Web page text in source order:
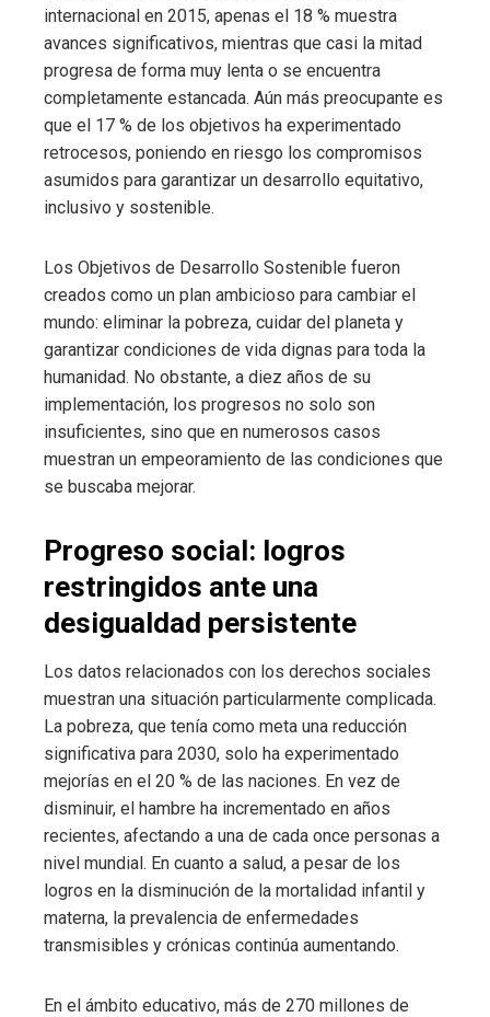
internacional en 2015, apenas el 18 % muestra
avances significativos, mientras que casi la mitad
progresa de forma muy lenta o se encuentra
completamente estancada. Aún más preocupante es
que el 17 % de los objetivos ha experimentado
retrocesos, poniendo en riesgo los compromisos
asumidos para garantizar un desarrollo equitativo,
inclusivo y sostenible.
Los Objetivos de Desarrollo Sostenible fueron
creados como un plan ambicioso para cambiar el
mundo: eliminar la pobreza, cuidar del planeta y
garantizar condiciones de vida dignas para toda la
humanidad. No obstante, a diez años de su
implementación, los progresos no solo son
insuficientes, sino que en numerosos casos
muestran un empeoramiento de las condiciones que
se buscaba mejorar.
Progreso social: logros
restringidos ante una
desigualdad persistente
Los datos relacionados con los derechos sociales
muestran una situación particularmente complicada.
La pobreza, que tenía como meta una reducción
significativa para 2030, solo ha experimentado
mejorías en el 20 % de las naciones. En vez de
disminuir, el hambre ha incrementado en años
recientes, afectando a una de cada once personas a
nivel mundial. En cuanto a salud, a pesar de los
logros en la disminución de la mortalidad infantil y
materna, la prevalencia de enfermedades
transmisibles y crónicas continúa aumentando.
En el ámbito educativo, más de 270 millones de